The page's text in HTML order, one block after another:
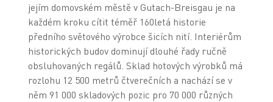
jejím domovském městě v Gutach-Breisgau je na
každém kroku cítit téměř 160letá historie
předního světového výrobce šicích nití. Interiérům
historických budov dominují dlouhé řady ručně
obsluhovaných regálů. Sklad hotových výrobků má
rozlohu 12 500 metrů čtverečních a nachází se v
něm 91 000 skladových pozic pro 70 000 různých